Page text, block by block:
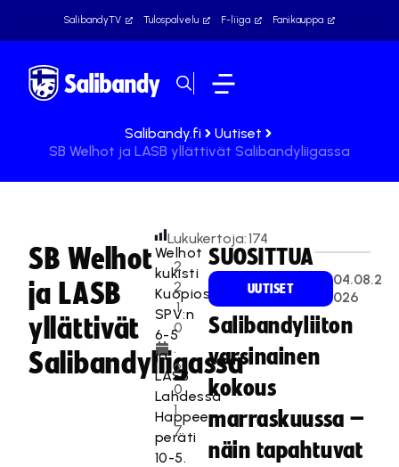
SalibandyTV Tulospalvelu F-liiga Fanikauppa
Salibandy.fi
Uutiset
SB Welhot ja LASB yllättivät Salibandyliigassa
SB Welhot
ja LASB
yllättivät
Salibandyliigassa
2
2
.1
0
.
2
0
1
7
Lukukertoja:174
Welhot
kukisti
Kuopiossa
SPV:n
6-5
ja
LASB
Lahdessa
Happeen
peräti
10-5.
SUOSITTUA
UUTISET
04.08.2
026
Salibandyliiton
varsinainen
kokous
marraskuussa –
näin tapahtuvat